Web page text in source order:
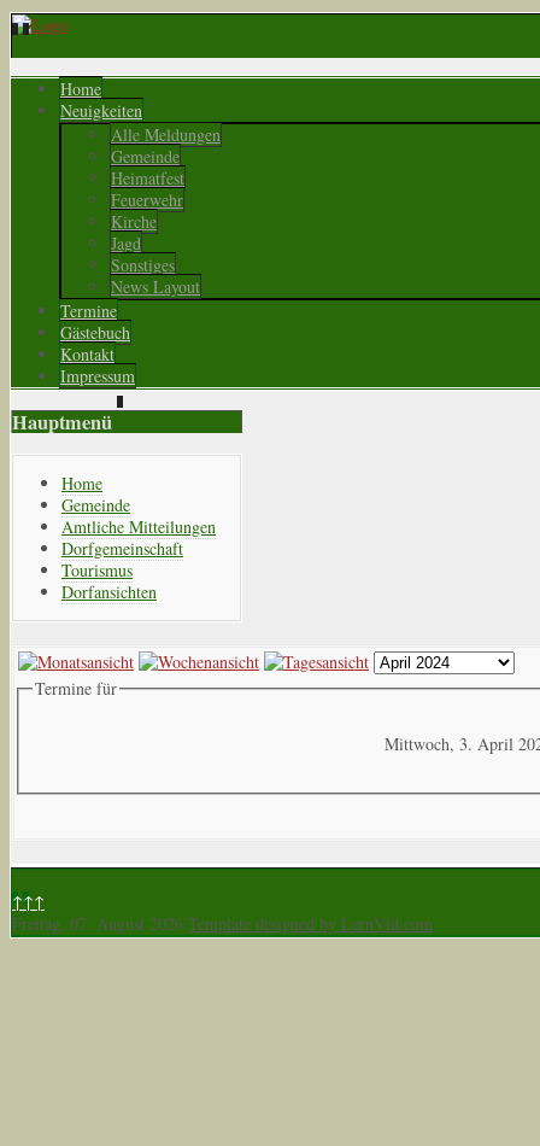
Home
Neuigkeiten
Alle Meldungen
Gemeinde
Heimatfest
Feuerwehr
Kirche
Jagd
Sonstiges
News Layout
Termine
Gästebuch
Kontakt
Impressum
Hauptmenü
Home
Gemeinde
Amtliche Mitteilungen
Dorfgemeinschaft
Tourismus
Dorfansichten
Termine für
Mittwoch, 3. April
↑↑↑
Freitag, 07. August 2026 Template designed by LernVid.com